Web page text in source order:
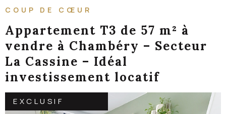
COUP DE CŒUR
Appartement T3 de 57 m² à
vendre à Chambéry – Secteur
La Cassine – Idéal
investissement locatif
EXCLUSIF